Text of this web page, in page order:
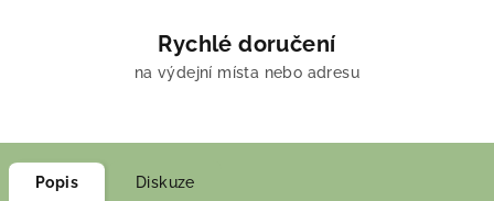
Rychlé doručení
na výdejní místa nebo adresu
Popis Diskuze